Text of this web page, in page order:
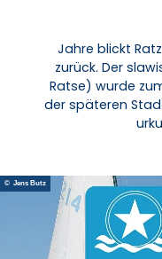
Jahre blickt
zurück. Der
Ratse) wurde
der späteren
© Jens Butz